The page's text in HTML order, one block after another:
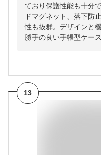
ており保護性能も十分
ドマグネット、落下防
性も抜群。デザインと
勝手の良い手帳型ケース
13